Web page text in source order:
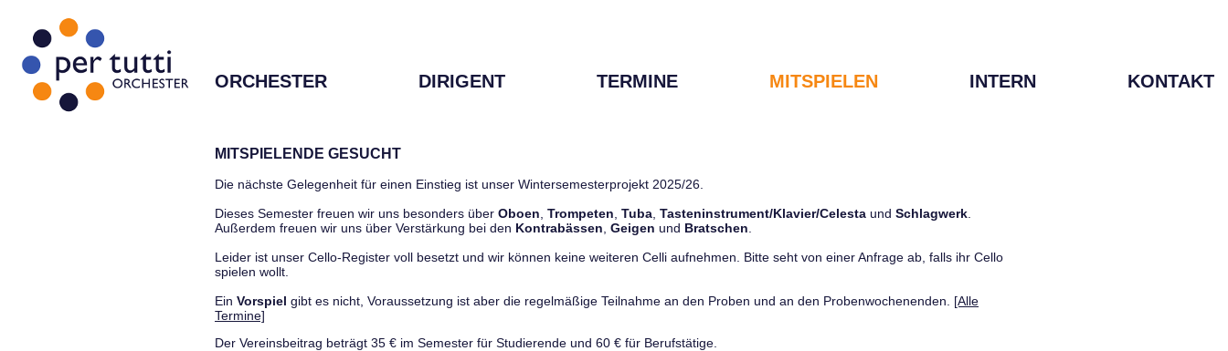
ORCHESTER DIRIGENT TERMINE MITSPIELEN INTERN KONTAKT
MITSPIELENDE GESUCHT
Die nächste Gelegenheit für einen Einstieg ist unser Wintersemesterprojekt 2025/26.
Dieses Semester freuen wir uns besonders über Oboen Trompeten Tuba Tasteninstrument/Klavier/Celesta und Schlagwerk
Außerdem freuen wir uns über Verstärkung bei den Kontrabässen Geigen und Bratschen
Leider ist unser Cello-Register voll besetzt und wir können keine weiteren Celli aufnehmen. Bitte seht von einer Anfrage ab, falls ihr Cello
spielen wollt.
Ein Vorspiel gibt es nicht, Voraussetzung ist aber die regelmäßige Teilnahme an den Proben und an den Probenwochenenden. [Alle
Termine]
Der Vereinsbeitrag beträgt 35 € im Semester für Studierende und 60 € für Berufstätige.